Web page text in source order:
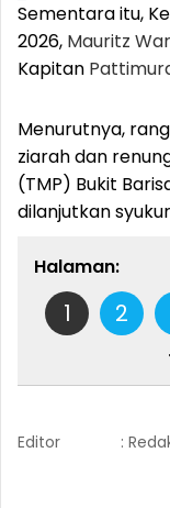
Sementara itu,
2026, Mauritz
Kapitan
Menurutnya,
ziarah dan
(TMP) Bukit
dilanjutkan
Halaman:
1 2
Editor :